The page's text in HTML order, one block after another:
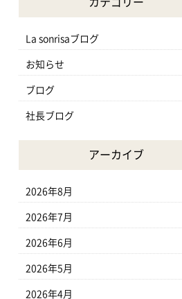
La sonrisaブログ
お知らせ
ブログ
社長ブログ
アーカイブ
2026年8月
2026年7月
2026年6月
2026年5月
2026年4月